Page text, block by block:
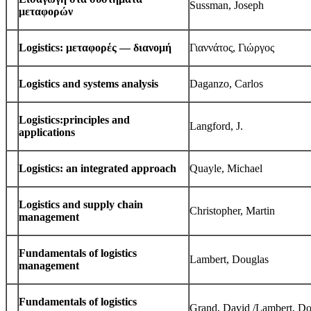
μεταφορών
Suss­man, Joseph
Logis­tics: μεταφορές — διανομή Γιαννάτος, Γιώργος
Logis­tics and sys­tems analysis Daganzo, Carlos
Logistics:principles and
applications
Lang­ford, J.
Logis­tics: an inte­grated approach Quayle, Michael
Logis­tics and sup­ply chain
management
Christo­pher, Martin
Fun­da­men­tals of logis­tics
management
Lam­bert, Douglas
Fun­da­men­tals of logis­tics
Grand, David /​Lam­bert,